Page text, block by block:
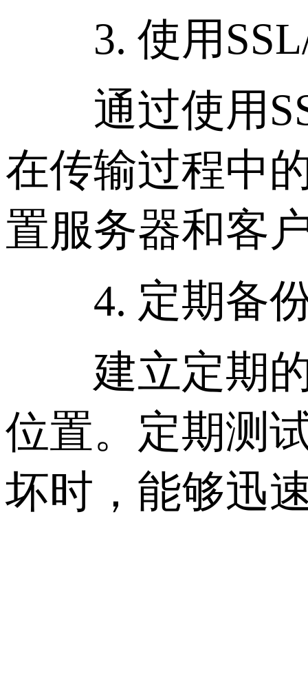
3. 使用SSL/
通过使用
在传输过程中
置服务器和客
4. 定期备份
建立定期的
位置。定期测
坏时，能够迅